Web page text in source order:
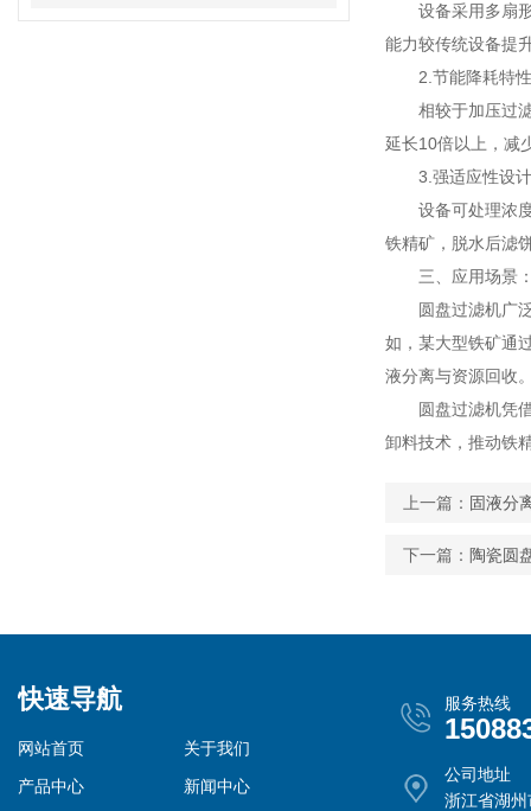
设备采用多扇形
能力较传统设备提
2.节能降耗特性
相较于加压过滤
延长10倍以上，减
3.强适应性设计
设备可处理浓度
铁精矿，脱水后滤
三、应用场景：
圆盘过滤机广泛
如，某大型铁矿通
液分离与资源回收
圆盘过滤机凭借
卸料技术，推动铁
上一篇： 固液分
下一篇： 陶瓷圆
快速导航
网站首页
关于我们
产品中心
新闻中心
服务热线
公司地址
浙江省湖